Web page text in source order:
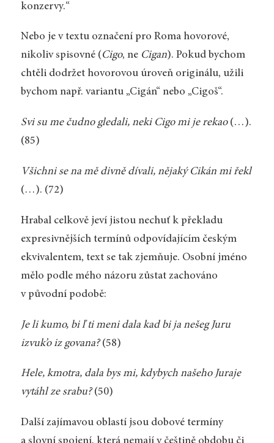
konzervy.“
Nebo je v textu označení pro Roma hovorové,
nikoliv spisovné ( Cigo, ne Cigan). Pokud bychom
chtěli dodržet hovorovou úroveň originálu, užili
bychom např. variantu „Cigán“ nebo „Cigoš“.
Svi su me čudno gledali, neki Cigo mi je rekao(…).
(85)
Všichni se na mě divně dívali, nějaký Cikán mi řekl
(…). (72)
Hrabal celkově jeví jistou nechuť k překladu
expresivnějších termínů odpovídajícím českým
ekvivalentem, text se tak zjemňuje. Osobní jméno
mělo podle mého názoru zůstat zachováno
v původní podobě:
Je li kumo, bi ľ ti meni dala kad bi ja nešeg Juru
izvuk’o iz govana?(58)
Hele, kmotra, dala bys mi, kdybych našeho Juraje
vytáhl ze srabu?(50)
Další zajímavou oblastí jsou dobové termíny